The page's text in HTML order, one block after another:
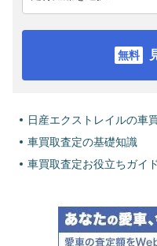
日産エクストレイルの車
車買取査定の基礎知識
車買取査定お役立ちガイド